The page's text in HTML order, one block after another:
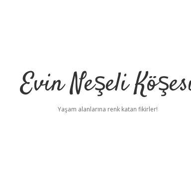
Evin Neşeli
Yaşam alanlarına renk katan fikirler!